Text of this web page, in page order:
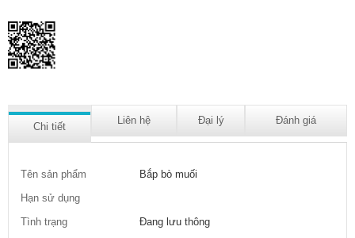
Chi tiết
Liên hệ Đại lý Đánh giá
Tên sản phẩm
Bắp bò muối
Hạn sử dụng
Tình trạng
Đang lưu thông